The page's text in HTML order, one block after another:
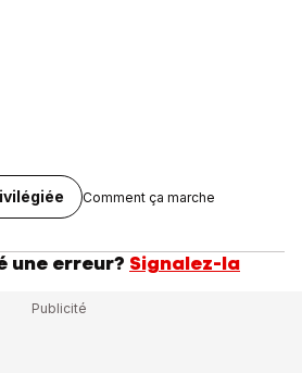
Comment ça marche
une erreur? Signalez-la